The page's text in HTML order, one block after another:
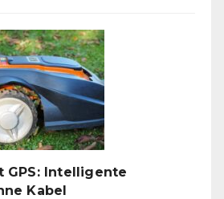
klare
Linien
wieder
gefragt
sind
GPS: Intelligente
Kabel